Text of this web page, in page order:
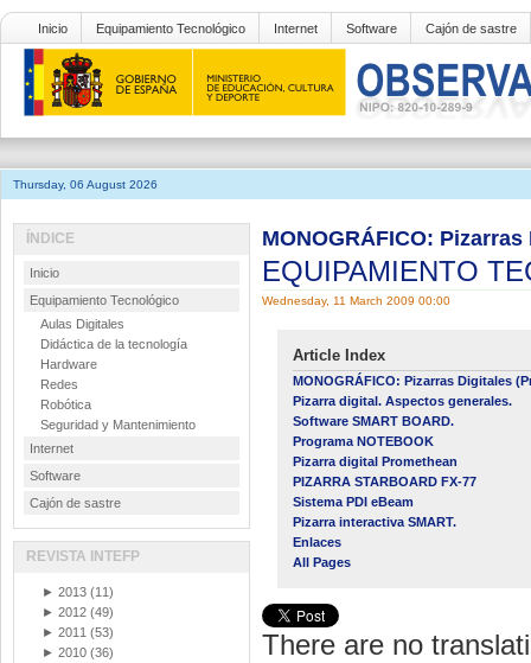
Inicio Equipamiento Tecnológico Internet Software Cajón de sastre
Thursday, 06 August 2026
MONOGRÁFICO:
EQUIPAMIENTO
Wednesday, 11 March 2009 00:00
Article Index
MONOGRÁFICO: Pizarras Digitales
Pizarra digital. Aspectos generales.
Software SMART BOARD.
Programa NOTEBOOK
Pizarra digital Promethean
PIZARRA STARBOARD FX-77
Sistema PDI eBeam
Pizarra interactiva SMART.
Enlaces
All Pages
There are no
ÍNDICE
Inicio
Equipamiento Tecnológico
Aulas Digitales
Didáctica de la tecnología
Hardware
Redes
Robótica
Seguridad y Mantenimiento
Internet
Software
Cajón de sastre
REVISTA INTEFP
► 2013 (11)
► 2012 (49)
► 2011 (53)
► 2010 (36)